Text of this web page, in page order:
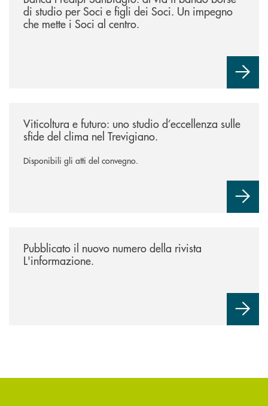
di studio per Soci e figli dei Soci. Un impegno
che mette i Soci al centro.
Viticoltura e futuro: uno studio d’eccellenza sulle
sfide del clima nel Trevigiano.
Disponibili gli atti del convegno.
Pubblicato il nuovo numero della rivista
L'informazione.